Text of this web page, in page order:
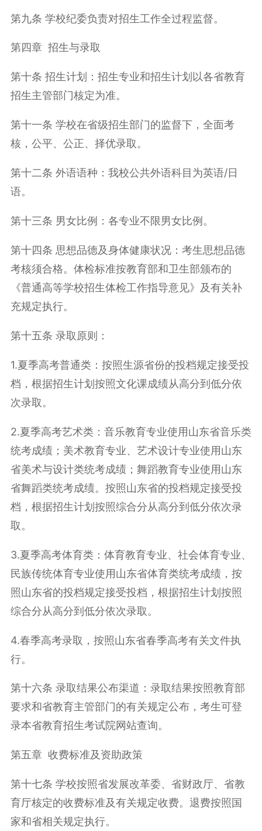
第九条 学校纪委负责对招生工作全过程监督。
第四章 招生与录取
第十条 招生计划：招生专业和招生计划以各省教育
招生主管部门核定为准。
第十一条 学校在省级招生部门的监督下，全面考
核，公平、公正、择优录取。
第十二条 外语语种：我校公共外语科目为英语/日
语。
第十三条 男女比例：各专业不限男女比例。
第十四条 思想品德及身体健康状况：考生思想品德
考核须合格。体检标准按教育部和卫生部颁布的
《普通高等学校招生体检工作指导意见》及有关补
充规定执行。
第十五条 录取原则：
1.夏季高考普通类：按照生源省份的投档规定接受投
档，根据招生计划按照文化课成绩从高分到低分依
次录取。
2.夏季高考艺术类：音乐教育专业使用山东省音乐类
统考成绩；美术教育专业、艺术设计专业使用山东
省美术与设计类统考成绩；舞蹈教育专业使用山东
省舞蹈类统考成绩。按照山东省的投档规定接受投
档，根据招生计划按照综合分从高分到低分依次录
取。
3.夏季高考体育类：体育教育专业、社会体育专业、
民族传统体育专业使用山东省体育类统考成绩，按
照山东省的投档规定接受投档，根据招生计划按照
综合分从高分到低分依次录取。
4.春季高考录取，按照山东省春季高考有关文件执
行。
第十六条 录取结果公布渠道：录取结果按照教育部
要求和省教育主管部门的有关规定公布，考生可登
录本省教育招生考试院网站查询。
第五章 收费标准及资助政策
第十七条 学校按照省发展改革委、省财政厅、省教
育厅核定的收费标准及有关规定收费。退费按照国
家和省相关规定执行。